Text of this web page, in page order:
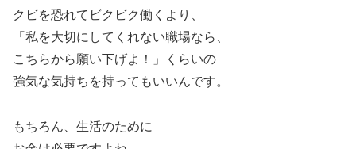
クビを恐れてビクビク働くより、
「私を大切にしてくれない職場なら、
こちらから願い下げよ！」くらいの
強気な気持ちを持ってもいいんです。
もちろん、生活のために